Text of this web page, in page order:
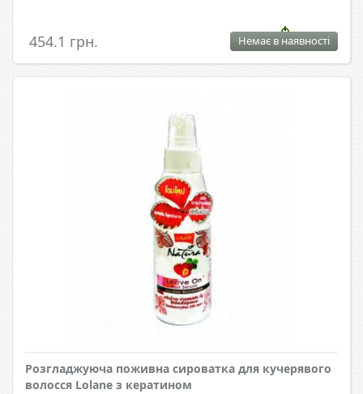
454.1 грн. Немає в наявності
Розгладжуюча поживна сироватка для кучерявого
волосся Lolane з кератином